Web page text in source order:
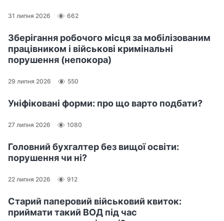
31 липня 2026 662
Зберігання робочого місця за мобілізованим
працівником і військові кримінальні
порушення (непокора)
29 липня 2026 550
Уніфіковані форми: про що варто подбати?
27 липня 2026 1080
Головний бухгалтер без вищої освіти:
порушення чи ні?
22 липня 2026 912
Старий паперовий військовий квиток:
приймати такий ВОД під час